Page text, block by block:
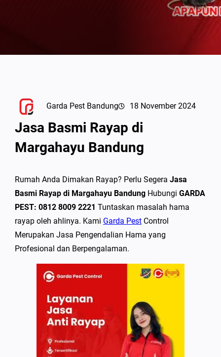
Garda Pest Bandung 18 November 2024
Jasa Basmi Rayap di
Margahayu Bandung
Rumah Anda Dimakan Rayap? Perlu Segera Jasa
Basmi Rayap di Margahayu Bandung Hubungi GARDA
PEST: 0812 8009 2221 Tuntaskan masalah hama
rayap oleh ahlinya. Kami Garda Pest Control
Merupakan Jasa Pengendalian Hama yang
Profesional dan Berpengalaman.